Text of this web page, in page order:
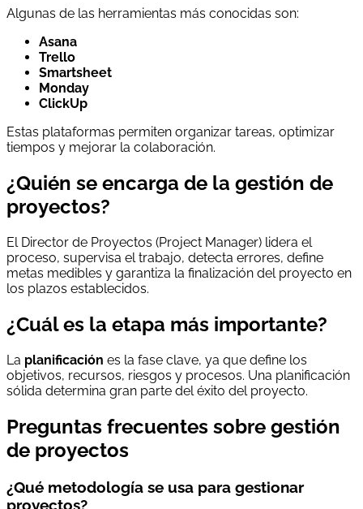
Algunas de las herramientas más conocidas son:
Asana
Trello
Smartsheet
Monday
ClickUp
Estas plataformas permiten organizar tareas, optimizar
tiempos y mejorar la colaboración.
¿Quién se encarga de la gestión de
proyectos?
El Director de Proyectos (Project Manager) lidera el
proceso, supervisa el trabajo, detecta errores, define
metas medibles y garantiza la finalización del proyecto en
los plazos establecidos.
¿Cuál es la etapa más importante?
La planificación es la fase clave, ya que define los
objetivos, recursos, riesgos y procesos. Una planificación
sólida determina gran parte del éxito del proyecto.
Preguntas frecuentes sobre gestión
de proyectos
¿Qué metodología se usa para gestionar
proyectos?